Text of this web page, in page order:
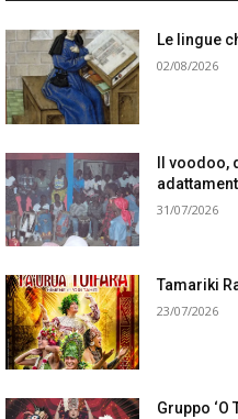
Le lingue
02/08/2026
Il
31/07/2026
Tamariki
23/07/2026
Gruppo ‘O